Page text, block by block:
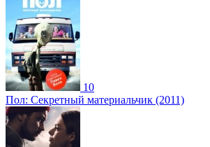
10
Пол: Секретный материальчик (2011)